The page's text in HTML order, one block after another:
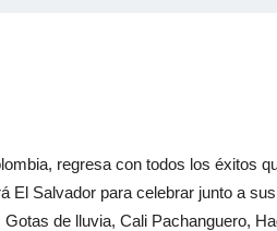
regresa con todos los éxitos
El Salvador para celebrar junto a
de lluvia, Cali Pachanguero,